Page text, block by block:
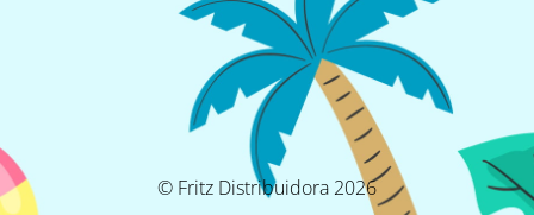
© Fritz Distribuidora 2026